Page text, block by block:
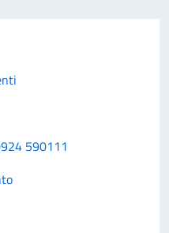
590111